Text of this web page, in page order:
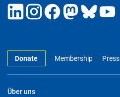
Donate Membership Press
Über uns